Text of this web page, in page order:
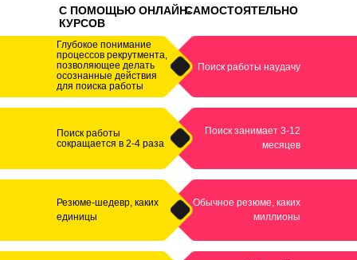
С ПОМОЩЬЮ ОНЛАЙН-
КУРСОВ
САМОСТОЯТЕЛЬНО
Глубокое понимание
процессов рекрутмента,
позволяющее делать
осознанные действия
для поиска работы
Поиск работы наудачу
Поиск работы
сокращается в 2-4 раза
Резюме-шедевр, каких
единицы
Поиск занимает 3-12
месяцев
Обычное резюме, каких
миллионы